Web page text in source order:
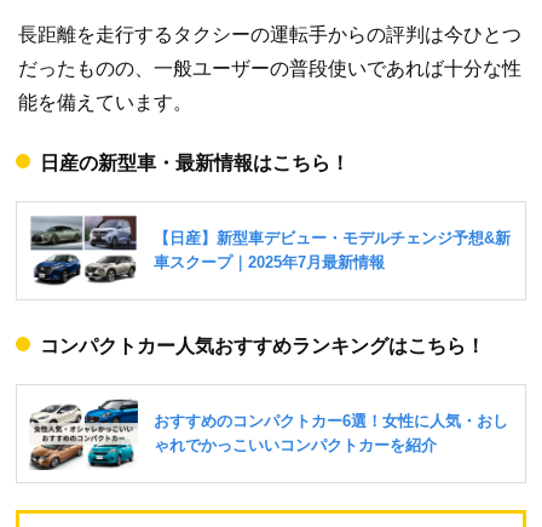
長距離を走行するタクシーの運転手からの評判は今ひとつ
だったものの、一般ユーザーの普段使いであれば十分な性
能を備えています。
日産の新型車・最新情報はこちら！
コンパクトカー人気おすすめランキングはこちら！